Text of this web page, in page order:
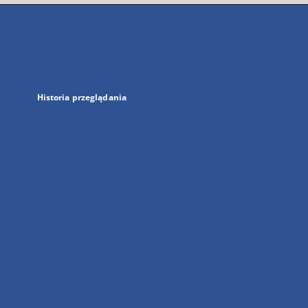
się
Historia przeglądania